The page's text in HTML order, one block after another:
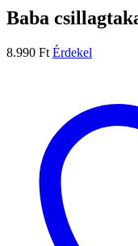
Baba
8.990 Ft Érdekel